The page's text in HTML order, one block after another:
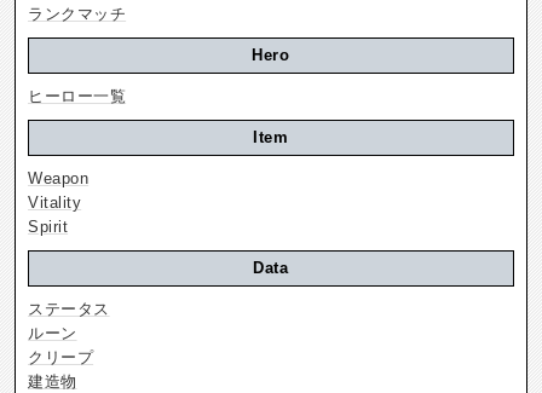
ランクマッチ
Hero
ヒーロー一覧
Item
Weapon
Vitality
Spirit
Data
ステータス
ルーン
クリープ
建造物